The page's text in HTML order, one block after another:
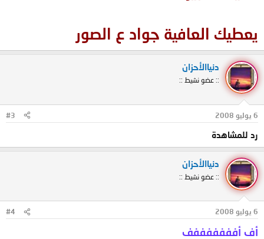
يعطيك العافية جواد ع الصور
دنياالأحزان
:: عضو نشيط ::
6 يوليو 2008 #3
رد للمشاهدة
دنياالأحزان
:: عضو نشيط ::
6 يوليو 2008 #4
أف أفففففففف